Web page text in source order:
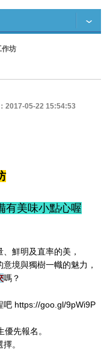
作坊
2017-05-22 15:54:53
有美味小點心喔
鮮明及直率的美，
境與獨樹一幟的魅力，
嗎？
吧 https://goo.gl/9pWi9P
先報名。
。